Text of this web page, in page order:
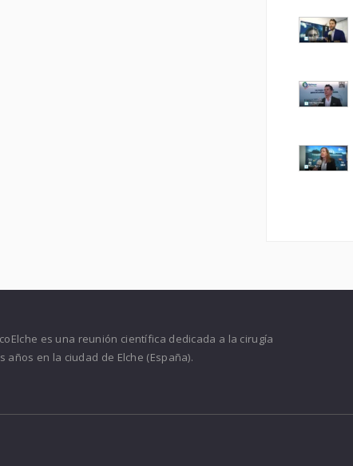
es una reunión científica dedicada a la cirugía
en la ciudad de Elche (España).